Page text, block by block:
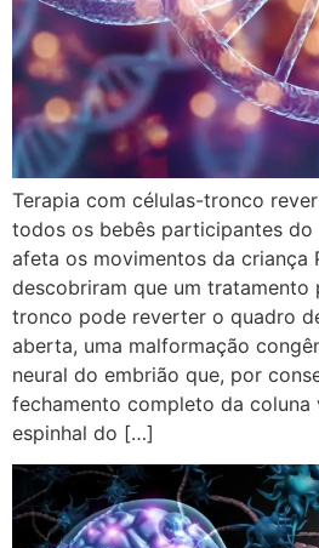
Terapia com células-tronco
todos os bebês participantes do
afeta os movimentos da criança
descobriram que um tratamento
tronco pode reverter o quadro
aberta, uma malformação
neural do embrião que, por
fechamento completo da coluna
espinhal do […]